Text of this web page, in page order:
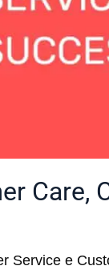
Care,
Service e